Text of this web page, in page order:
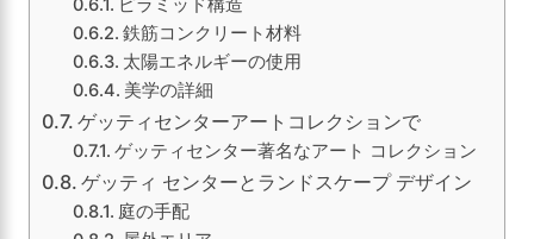
ピラミッド構造
鉄筋コンクリート材料
太陽エネルギーの使用
美学の詳細
ゲッティセンターアートコレクションで
ゲッティセンター著名なアート コレクション
ゲッティ センターとランドスケープ デザイン
庭の手配